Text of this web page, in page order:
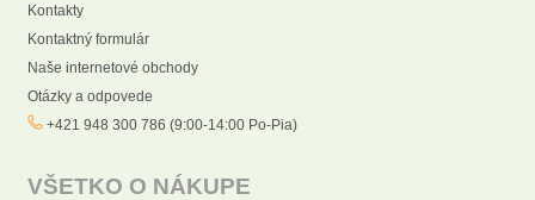
Kontakty
Kontaktný formulár
Naše internetové obchody
Otázky a odpovede
+421 948 300 786 (9:00-14:00 Po-Pia)
VŠETKO O NÁKUPE